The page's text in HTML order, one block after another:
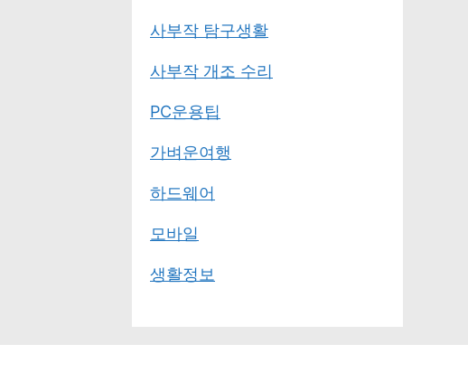
사부작 탐구생활
사부작 개조 수리
PC운용팁
가벼운여행
하드웨어
모바일
생활정보